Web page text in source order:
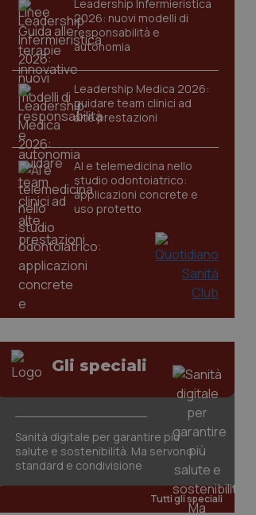
Leadership Infermieristica
2026: nuovi modelli di
responsabilità e
autonomia
Leadership Medica 2026:
guidare team clinici ad
alte prestazioni
AI e telemedicina nello
studio odontoiatrico:
applicazioni concrete e
uso protetto
Gli speciali
Sanità digitale per garantire più
salute e sostenibilità. Ma servono
standard e condivisione
Tutti gli speciali